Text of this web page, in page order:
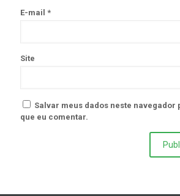
E-mail *
Site
Salvar meus dados neste navegador
que eu comentar.